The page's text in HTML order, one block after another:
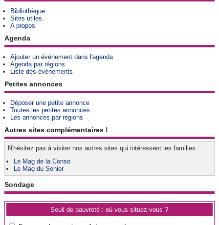
Bibliothèque
Sites utiles
A propos
Agenda
Ajouter un événement dans l'agenda
Agenda par régions
Liste des événements
Petites annonces
Déposer une petite annonce
Toutes les petites annonces
Les annonces par régions
Autres sites complémentaires !
N'hésitez pas à visiter nos autres sites qui intéressent les familles :
Le Mag de la Conso
Le Mag du Senior
Sondage
Seuil de pauvreté : où vous situez-vous ?